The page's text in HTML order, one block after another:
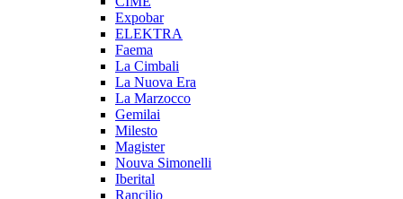
Expobar
ELEKTRA
Faema
La Cimbali
La Nuova Era
La Marzocco
Gemilai
Milesto
Magister
Nouva Simonelli
Iberital
Rancilio